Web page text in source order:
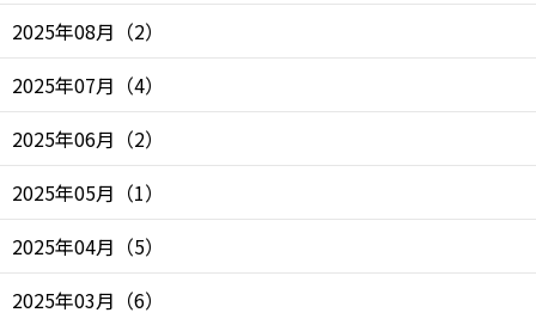
2025年08月 （2）
2025年07月 （4）
2025年06月 （2）
2025年05月 （1）
2025年04月 （5）
2025年03月 （6）